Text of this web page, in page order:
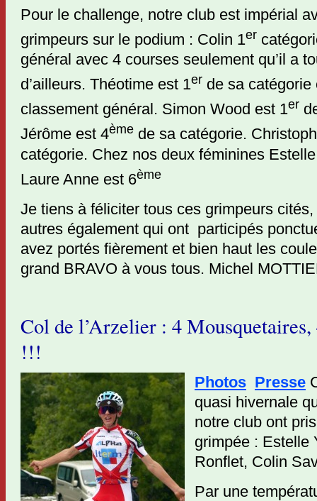
Pour le challenge, notre club est impérial
grimpeurs sur le podium : Colin 1er
général avec 4 courses seulement qu’il a
d’ailleurs. Théotime est 1er de sa catégorie
classement général. Simon Wood est 1er
Jérôme est 4ème de sa catégorie.
catégorie. Chez nos deux féminines
Laure Anne est 6ème
Je tiens à féliciter tous ces grimpeurs
autres également qui ont participés
avez portés fièrement et bien haut les
grand BRAVO à vous tous. Michel
Col de l’Arzelier : 4 Mousquetaires,
!!!
Photos Presse
quasi hivernale
notre club ont
grimpée : Estelle
Ronflet, Colin
Par une